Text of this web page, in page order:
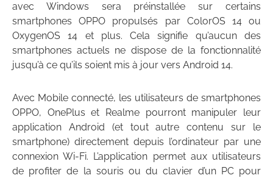
avec Windows sera préinstallée sur certains
smartphones OPPO propulsés par ColorOS 14 ou
OxygenOS 14 et plus. Cela signifie qu’aucun des
smartphones actuels ne dispose de la fonctionnalité
jusqu’à ce qu’ils soient mis à jour vers Android 14.
Avec Mobile connecté, les utilisateurs de smartphones
OPPO, OnePlus et Realme pourront manipuler leur
application Android (et tout autre contenu sur le
smartphone) directement depuis l’ordinateur par une
connexion Wi-Fi. L’application permet aux utilisateurs
de profiter de la souris ou du clavier d’un PC pour